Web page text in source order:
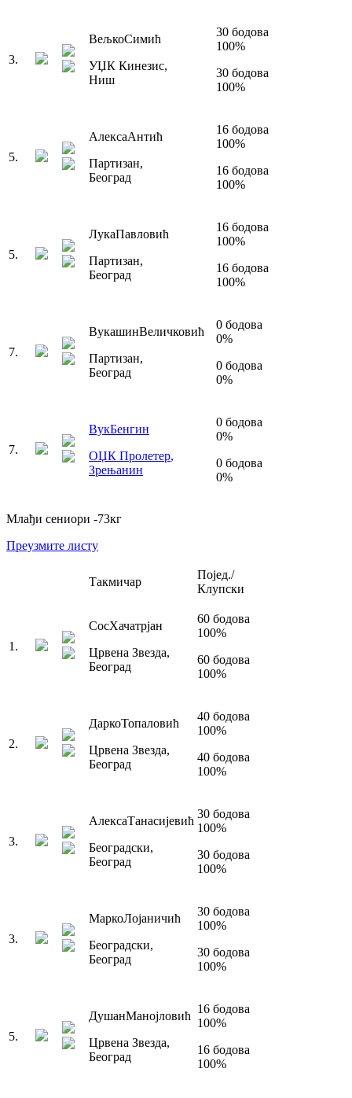
3.
ВељкоСимић
УЏК Кинезис,
Ниш
30 бодова
100%
30 бодова
100%
5.
АлексаАнтић
Партизан,
Београд
16 бодова
100%
16 бодова
100%
5.
ЛукаПавловић
Партизан,
Београд
16 бодова
100%
16 бодова
100%
7.
ВукашинВеличковић
Партизан,
Београд
0 бодова
0%
0 бодова
0%
7.
ВукБенгин
ОЏК Пролетер,
Зрењанин
0 бодова
0%
0 бодова
0%
Млађи сениори -73кг
Преузмите листу
Такмичар
Појед./
Клупски
1 .
СосХачатрјан
Црвена Звезда,
Београд
60 бодова
100%
60 бодова
100%
2.
ДаркоТопаловић
Црвена Звезда,
Београд
40 бодова
100%
40 бодова
100%
3.
АлексаТанасијевић
Београдски,
Београд
30 бодова
100%
30 бодова
100%
3.
МаркоЛојаничић
Београдски,
Београд
30 бодова
100%
30 бодова
100%
5.
ДушанМанојловић
Црвена Звезда,
Београд
16 бодова
100%
16 бодова
100%